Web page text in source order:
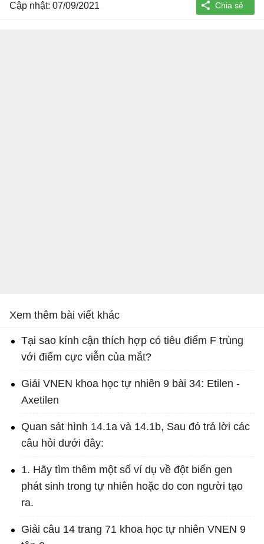
Cập nhật: 07/09/2021
Xem thêm bài viết khác
Tại sao kính cận thích hợp có tiêu điểm F trùng
với điểm cực viễn của mắt?
Giải VNEN khoa học tự nhiên 9 bài 34: Etilen -
Axetilen
Quan sát hình 14.1a và 14.1b, Sau đó trả lời các
câu hỏi dưới đây:
1. Hãy tìm thêm một số ví dụ về đột biến gen
phát sinh trong tự nhiên hoặc do con người tạo
ra.
Giải câu 14 trang 71 khoa học tự nhiên VNEN 9